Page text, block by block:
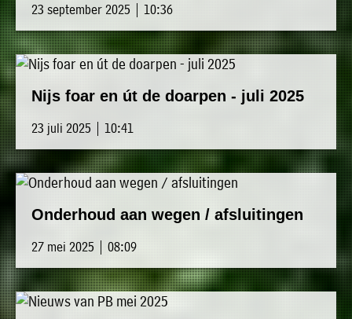
23 september 2025 | 10:36
Nijs foar en út de doarpen - juli 2025
23 juli 2025 | 10:41
Onderhoud aan wegen / afsluitingen
27 mei 2025 | 08:09